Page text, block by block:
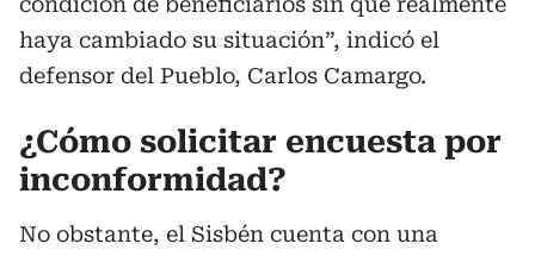
haya cambiado su situación”, indicó el
defensor del Pueblo, Carlos Camargo.
¿Cómo solicitar encuesta por
inconformidad?
No obstante, el Sisbén cuenta con una